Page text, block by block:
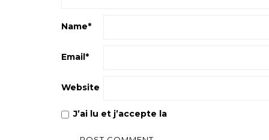
Name*
Email*
Website
J’ai lu et j’accepte la